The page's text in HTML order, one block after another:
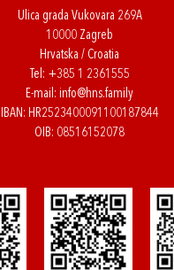
Ulica grada Vukovara 269A
10000 Zagreb
Hrvatska / Croatia
Tel: +385 1 2361555
E-mail: info@hns.family
IBAN: HR2523400091100187844
OIB: 08516152078